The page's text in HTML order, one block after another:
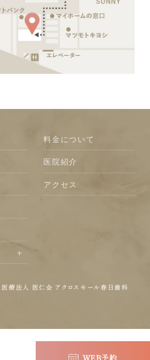
WEB予約
料⾦について
医院紹介
アクセス
｜医療法人 医仁会 アクロスモール春⽇⻭科